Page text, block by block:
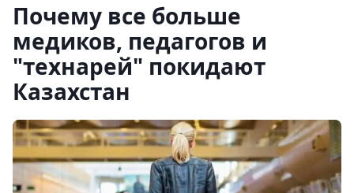
Почему все больше
медиков, педагогов и
"технарей" покидают
Казахстан